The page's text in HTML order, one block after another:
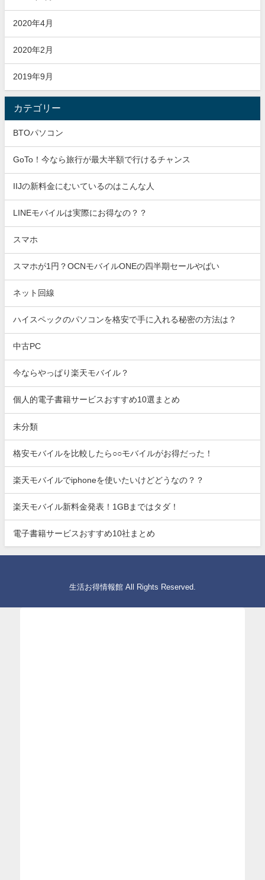
2020年4月
2020年2月
2019年9月
カテゴリー
BTOパソコン
GoTo！今なら旅行が最大半額で行けるチャンス
IIJの新料金にむいているのはこんな人
LINEモバイルは実際にお得なの？？
スマホ
スマホが1円？OCNモバイルONEの四半期セールやばい
ネット回線
ハイスペックのパソコンを格安で手に入れる秘密の方法は？
中古PC
今ならやっぱり楽天モバイル？
個人的電子書籍サービスおすすめ10選まとめ
未分類
格安モバイルを比較したら○○モバイルがお得だった！
楽天モバイルでiphoneを使いたいけどどうなの？？
楽天モバイル新料金発表！1GBまではタダ！
電子書籍サービスおすすめ10社まとめ
生活お得情報館 All Rights Reserved.